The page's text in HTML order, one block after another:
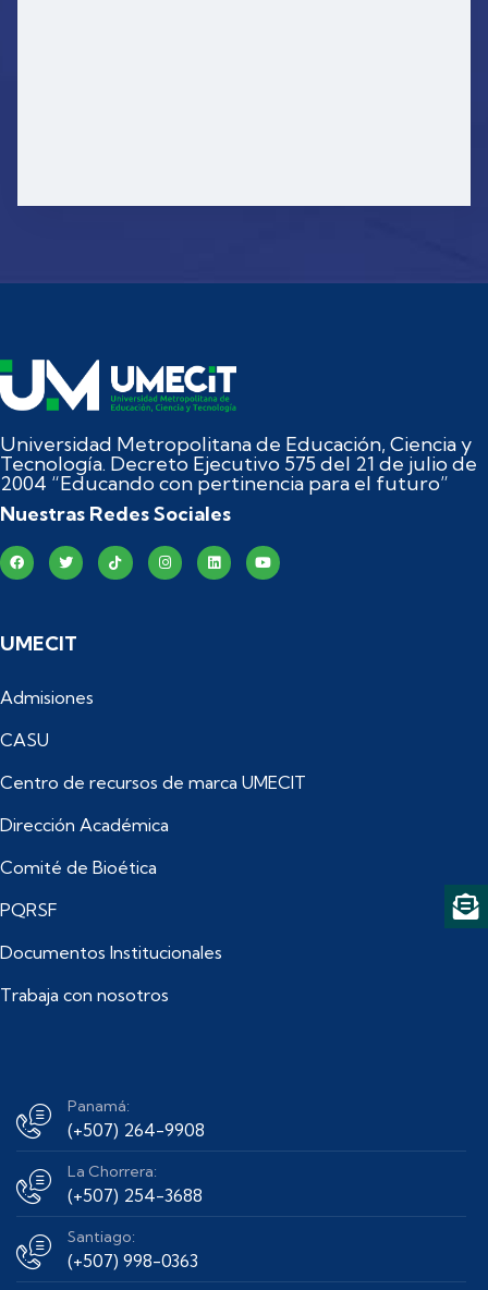
Universidad Metropolitana de Educación, Ciencia y
Tecnología. Decreto Ejecutivo 575 del 21 de julio de
2004 “Educando con pertinencia para el futuro”
Nuestras Redes Sociales
UMECIT
Admisiones
CASU
Centro de recursos de marca UMECIT
Dirección Académica
Comité de Bioética
PQRSF
Documentos Institucionales
Trabaja con nosotros
Panamá:
(+507) 264-9908
La Chorrera:
(+507) 254-3688
Santiago:
(+507) 998-0363